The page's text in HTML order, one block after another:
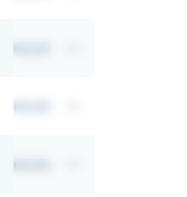
00,00
00,00
00,00